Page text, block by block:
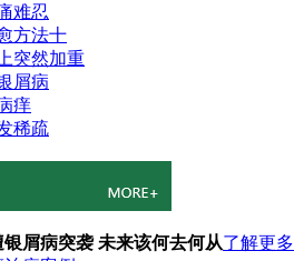
难忍
方法十
突然加重
屑病
痒
稀疏
屑病突袭 未来该何去何从了解更多